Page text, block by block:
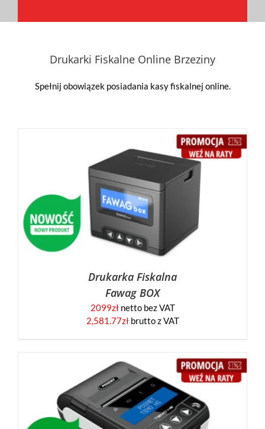
Drukarki Fiskalne Online Brzeziny
Spełnij obowiązek posiadania kasy fiskalnej online.
Drukarka Fiskalna
Fawag BOX
2099złnetto bez VAT
2,581.77złbrutto z VAT